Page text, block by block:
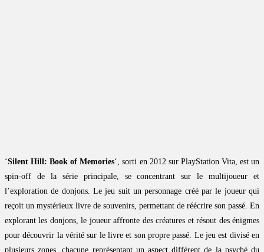
‘Silent Hill: Book of Memories‘, sorti en 2012 sur PlayStation Vita, est un
spin-off de la série principale, se concentrant sur le multijoueur et
l’exploration de donjons. Le jeu suit un personnage créé par le joueur qui
reçoit un mystérieux livre de souvenirs, permettant de réécrire son passé. En
explorant les donjons, le joueur affronte des créatures et résout des énigmes
pour découvrir la vérité sur le livre et son propre passé. Le jeu est divisé en
plusieurs zones, chacune représentant un aspect différent de la psyché du